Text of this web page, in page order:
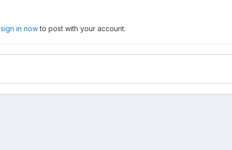
sign in nowto post with your account.